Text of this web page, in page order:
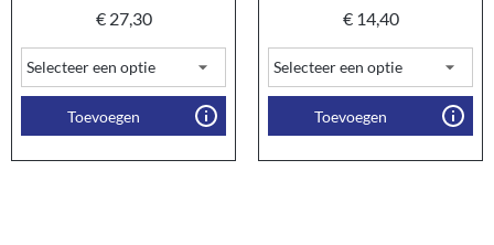
€27,30
Toevoegen
€14,40
Toevoegen